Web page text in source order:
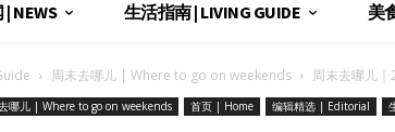
| NEWS 生活指南 | LIVING GUIDE 美
周末去哪儿 | Where to go on weekends 周末去哪儿
哪儿 | Where to go on weekends 首页 | Home 编辑精选 | Editorial